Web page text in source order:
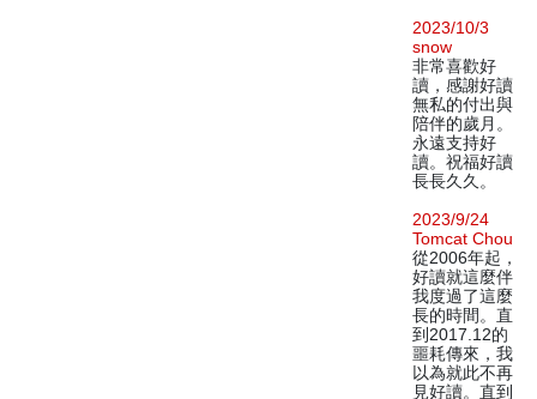
2023/10/3
snow
非常喜歡好
讀，感謝好讀
無私的付出與
陪伴的歲月。
永遠支持好
讀。祝福好讀
長長久久。
2023/9/24
Tomcat Chou
從2006年起，
好讀就這麼伴
我度過了這麼
長的時間。直
到2017.12的
噩耗傳來，我
以為就此不再
見好讀。直到